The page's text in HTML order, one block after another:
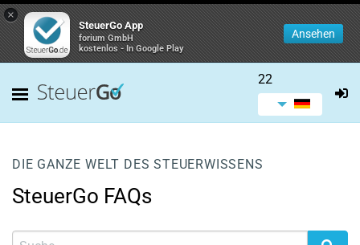
×
SteuerGo App
forium GmbH
kostenlos - In Google Play
Ansehen
22
DIE GANZE WELT DES STEUERWISSENS
SteuerGo FAQs